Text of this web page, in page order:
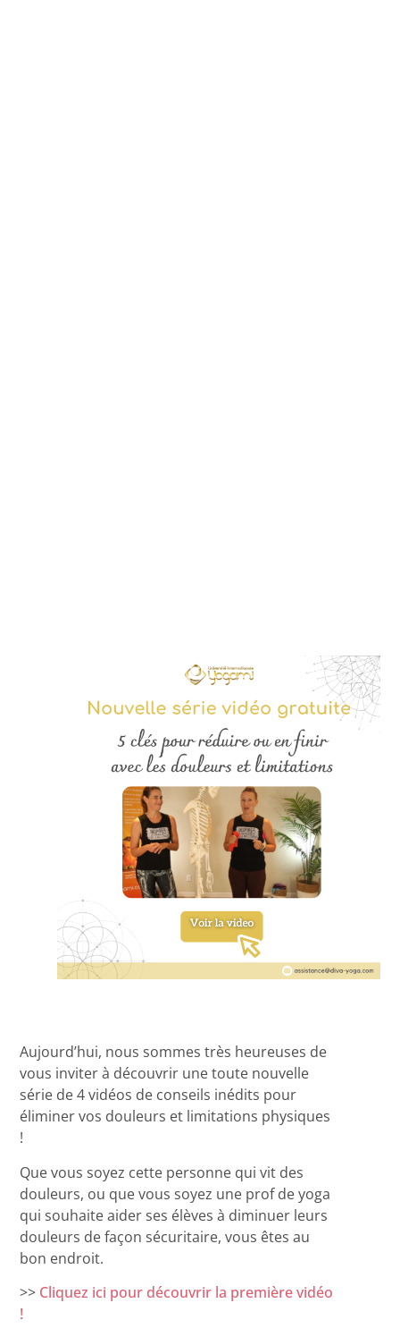
Aujourd’hui, nous sommes très heureuses de
vous inviter à découvrir une toute nouvelle
série de 4 vidéos de conseils inédits pour
éliminer vos douleurs et limitations physiques
!
Que vous soyez cette personne qui vit des
douleurs, ou que vous soyez une prof de yoga
qui souhaite aider ses élèves à diminuer leurs
douleurs de façon sécuritaire, vous êtes au
bon endroit.
>> Cliquez ici pour découvrir la première vidéo
!